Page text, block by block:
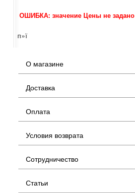
ОШИБКА: значение Цены не задано
п»ї
О магазине
Доставка
Оплата
Условия возврата
Сотрудничество
Статьи